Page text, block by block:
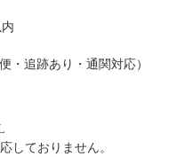
・追跡あり・通関対応）
しておりません。